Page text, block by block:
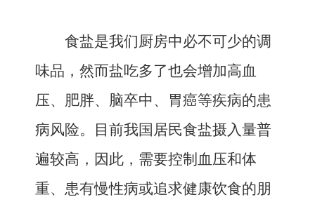
食盐是我们厨房中必不可少的调
味品，然而盐吃多了也会增加高血
压、肥胖、脑卒中、胃癌等疾病的患
病风险。目前我国居民食盐摄入量普
遍较高，因此，需要控制血压和体
重、患有慢性病或追求健康饮食的朋